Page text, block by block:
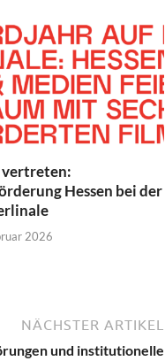
vertreten:
Hessen bei der
2026
NÄCHSTER ARTIKEL
und institutionelle